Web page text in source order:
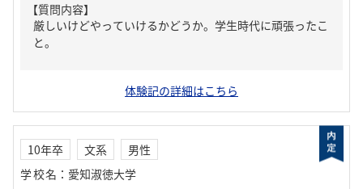
【質問内容】
厳しいけどやっていけるかどうか。学生時代に頑張ったこ
と。
体験記の詳細はこちら
10年卒 文系
男性
学校名 ： 愛知淑徳大学